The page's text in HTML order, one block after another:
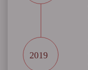
2019